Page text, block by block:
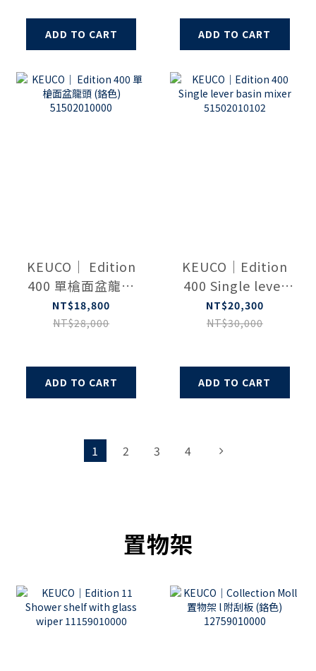
ADD TO CART ADD TO CART
KEUCO｜ Edition
400 單槍面盆龍頭
(鉻色)
51502010000
NT$18,800
NT$28,000
ADD TO CART
KEUCO｜Edition
400 Single lever
basin mixer
51502010102
NT$20,300
NT$30,000
ADD TO CART
1 2 3 4
置物架